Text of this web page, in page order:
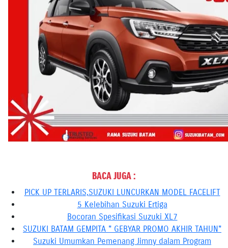
BACA JUGA :
PICK UP TERLARIS,SUZUKI LUNCURKAN MODEL FACELIFT
5 Kelebihan Suzuki Ertiga
Bocoran Spesifikasi Suzuki XL7
SUZUKI BATAM GEMPITA " GEBYAR PROMO AKHIR TAHUN"
Suzuki Umumkan Pemenang Jimny dalam Program